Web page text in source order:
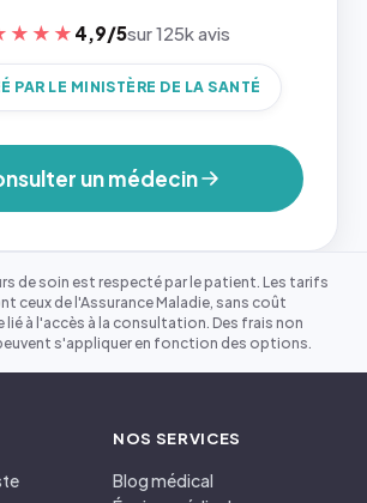
4,9/5sur 125k avis
PAR LE MINISTÈRE DE LA SANTÉ
un médecin
de soin est respecté par le patient. Les tarifs
ceux de l'Assurance Maladie, sans coût
lié à l'accès à la consultation. Des frais non
s'appliquer en fonction des options.
NOS SERVICES
Blog médical